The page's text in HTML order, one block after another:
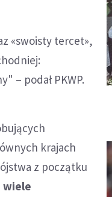
«swoisty tercet»,
– podał PKWP.
krajach
z początku
wiele